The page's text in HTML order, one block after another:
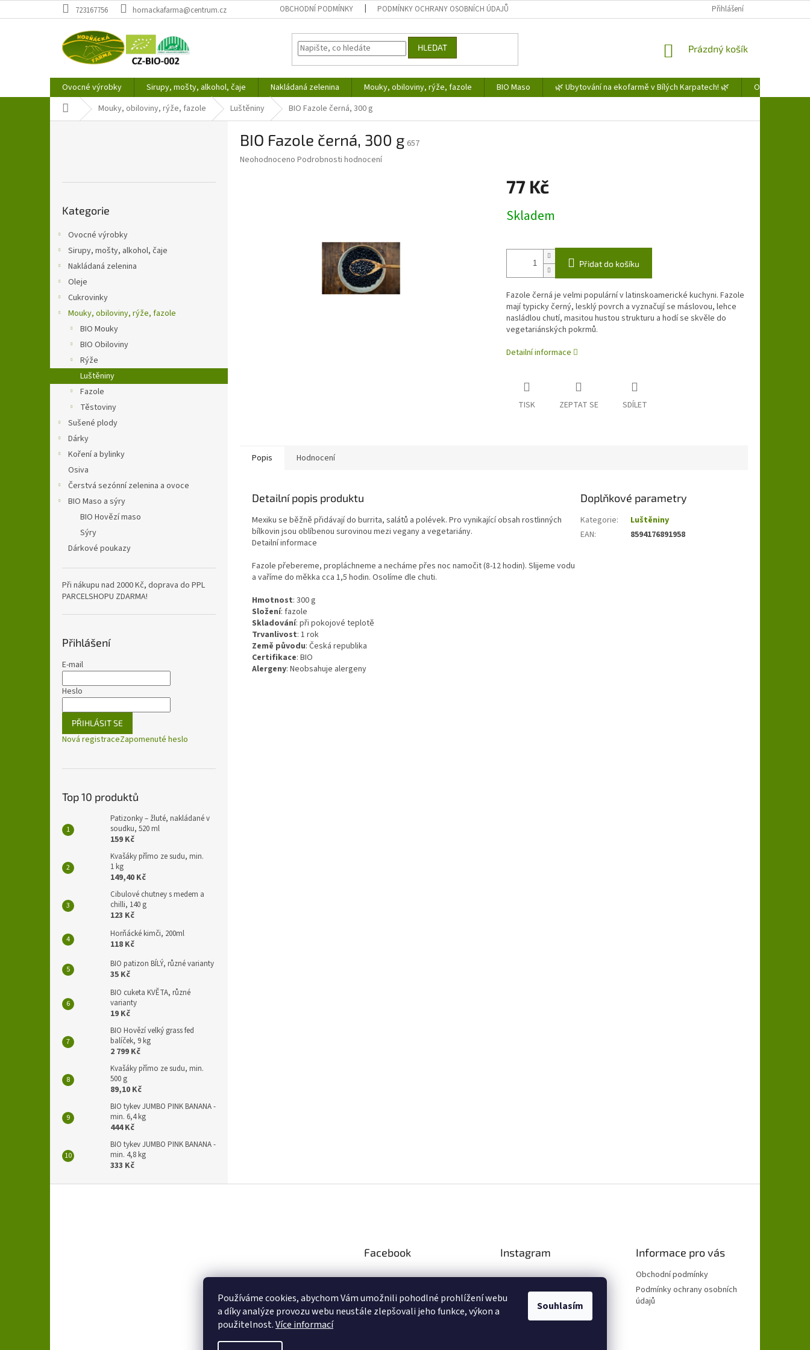
Používáme cookies, abychom Vám umožnili pohodlné prohlížení webu
a díky analýze provozu webu neustále zlepšovali jeho funkce, výkon a
použitelnost.Více informací
Souhlasím
na
723167756 hornackafarma@centrum.cz OBCHODNÍ PODMÍNKY PODMÍNKY OCHRANY OSOBNÍCH ÚDAJŮ Přihlášení
HLEDAT
NÁKUPNÍ
Prázdný košík
Ovocné výrobky Sirupy, mošty, alkohol, čaje Nakládaná zelenina Mouky, obiloviny, rýže, fazole BIO Maso 🌿 Ubytování na ekofarmě v Bílých Karpatech! 🌿
Obchodní
Domů Mouky, obiloviny, rýže, fazole Luštěniny BIO Fazole černá, 300 g
kategorie
Kategorie
Ovocné výrobky
Sirupy, mošty, alkohol, čaje
Nakládaná zelenina
Oleje
Cukrovinky
Mouky, obiloviny, rýže, fazole
BIO Mouky
BIO Obiloviny
Rýže
Luštěniny
Fazole
Těstoviny
Sušené plody
Dárky
Koření a bylinky
Osiva
Čerstvá sezónní zelenina a ovoce
BIO Maso a sýry
BIO Hovězí maso
Sýry
Dárkové poukazy
Při nákupu nad 2000 Kč, doprava do PPL
PARCELSHOPU ZDARMA!
Přihlášení
E-mail
Heslo
PŘIHLÁSIT SE
Nová registraceZapomenuté heslo
Top 10 produktů
Patizonky – žluté, nakládané v
soudku, 520 ml
159 Kč
Kvašáky přímo ze sudu, min.
1 kg
149,40 Kč
Cibulové chutney s medem a
chilli, 140 g
123 Kč
Horňácké kimči, 200ml
118 Kč
BIO patizon BÍLÝ, různé varianty
35 Kč
BIO cuketa KVĚTA, různé
varianty
19 Kč
BIO Hovězí velký grass fed
balíček, 9 kg
2 799 Kč
Kvašáky přímo ze sudu, min.
500 g
89,10 Kč
BIO tykev JUMBO PINK BANANA -
min. 6,4 kg
444 Kč
BIO tykev JUMBO PINK BANANA -
min. 4,8 kg
333 Kč
BIO Fazole černá, 300 g 657
Průměrné
Neohodnoceno Podrobnosti hodnocení
77 Kč
cena:
Skladem
Přidat do košíku
Fazole černá je velmi populární v latinskoamerické kuchyni. Fazole
mají typicky černý, lesklý povrch a vyznačují se máslovou, lehce
nasládlou chutí, masitou hustou strukturu a hodí se skvěle do
vegetariánských pokrmů.
Detailní informace
TISK ZEPTAT SE SDÍLET
Popis Hodnocení
Detailní popis produktu
Mexiku se běžně přidávají do burrita, salátů a polévek. Pro vynikající obsah rostlinných
bílkovin jsou oblíbenou surovinou mezi vegany a vegetariány.
Detailní informace
Fazole přebereme, propláchneme a necháme přes noc namočit (8-12 hodin). Slijeme vodu
a vaříme do měkka cca 1,5 hodin. Osolíme dle chuti.
Hmotnost: 300g
Složení: fazole
Skladování: při pokojové teplotě
Trvanlivost: 1 rok
Země původu: Česká republika
Certifikace: BIO
Alergeny: Neobsahuje alergeny
Doplňkové parametry
Kategorie:
Luštěniny
EAN: 8594176891958
Facebook Instagram
Sledovat na Instagramu
Informace pro vás
Obchodní podmínky
Podmínky ochrany osobních
údajů